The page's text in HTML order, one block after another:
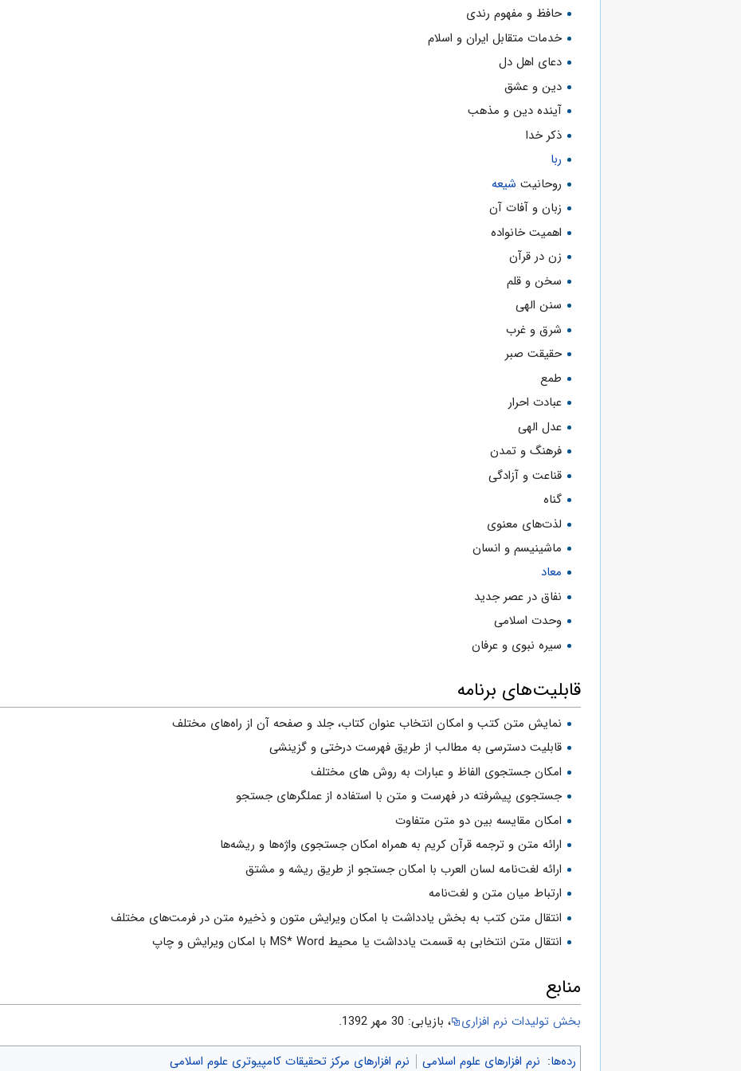
حافظ و مفهوم رندی
خدمات متقابل ایران و اسلام
دعای اهل دل
دین و عشق
آینده دین و مذهب
ذکر خدا
ربا
روحانیت شیعه
زبان و آفات آن
اهمیت خانواده
زن در قرآن
سخن و قلم
سنن الهی
شرق و غرب
حقیقت صبر
طمع
عبادت احرار
عدل الهی
فرهنگ و تمدن
قناعت و آزادگی
گناه
لذت‌های معنوی
ماشینیسم و انسان
معاد
نفاق در عصر جدید
وحدت اسلامی
سیره نبوی و عرفان
قابلیت‌های برنامه
نمایش متن کتب و امکان انتخاب عنوان کتاب، جلد و صفحه آن از راه‌های مختلف
قابلیت دسترسی به مطالب از طریق فهرست درختی و گزینشی
امکان جستجوی الفاظ و عبارات به روش های مختلف
جستجوی پیشرفته در فهرست و متن با استفاده از عملگرهای جستجو
امکان مقایسه بین دو متن متفاوت
ارائه متن و ترجمه قرآن كریم به همراه امکان جستجوی واژه‌ها و ریشه‌ها
ارائه لغت‌نامه لسان العرب با امکان جستجو از طریق ریشه و مشتق
ارتباط میان متن و لغت‌نامه
انتقال متن کتب به بخش یادداشت با امکان ویرایش متون و ذخیره متن در فرمت‌های مختلف
انتقال متن انتخابی به قسمت یادداشت یا محیط MS* Word با امكان ویرایش و چاپ
منابع
بخش تولیدات نرم افزاری ، بازیابی: 30 مهر 1392.
رده‌ها: نرم افزارهای علوم اسلامی نرم افزارهای مرکز تحقیقات کامپیوتری علوم اسلامی